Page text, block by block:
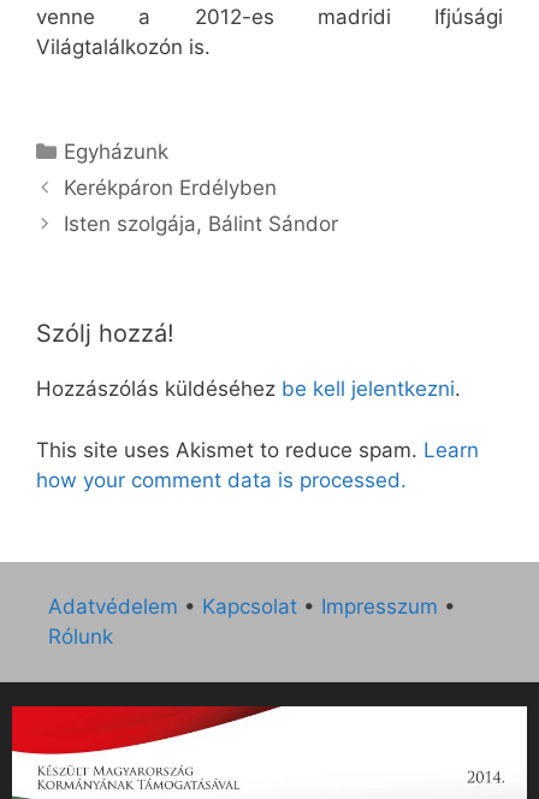
venne a 2012-es madridi Ifjúsági
Világtalálkozón is.
Kategória
Egyházunk
Kerékpáron Erdélyben
Isten szolgája, Bálint Sándor
Szólj hozzá!
Hozzászólás küldéséhez be kell jelentkezni.
This site uses Akismet to reduce spam. Learn
how your comment data is processed.
Adatvédelem • Kapcsolat • Impresszum •
Rólunk